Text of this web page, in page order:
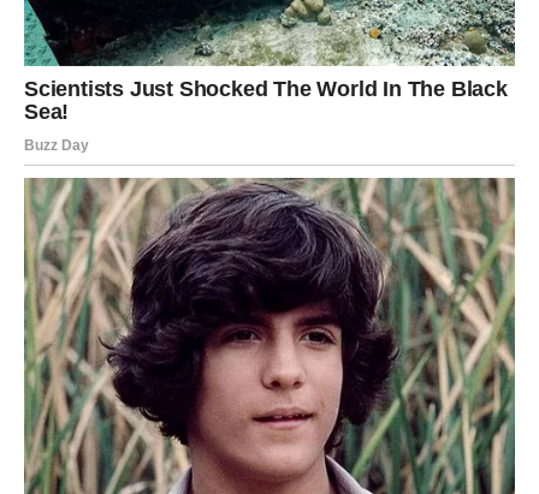
Za pripremu ovog preslatkog recepta za pancerot potrebni
su sljedeći sastojci:2 decilitra mlijeka, 2 decilitra jogurta, pola
čaše ulja (koristite istu čašu kao i za jogurt), prašak za pecivo
(kako bi tijesto dovoljno naraslo), 600 grama brašna, pola
vrećice kvasca (kako bi tijesto pravilno fermentiralo), jedna
žličica šećera i dvije žličice soli. Za nadjev po želji možete
staviti kečap, salamu, sir, krastavce i origano, uz jaje za